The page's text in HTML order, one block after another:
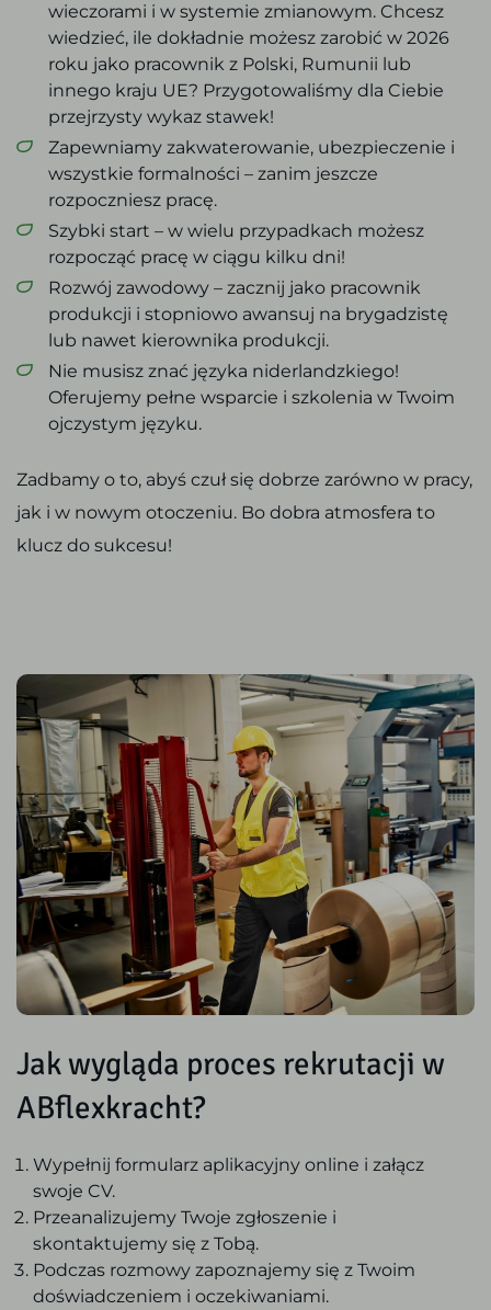
wieczorami i w systemie zmianowym. Chcesz
wiedzieć, ile dokładnie możesz zarobić w 2026
roku jako pracownik z Polski, Rumunii lub
innego kraju UE? Przygotowaliśmy dla Ciebie
przejrzysty wykaz stawek!
Zapewniamy zakwaterowanie, ubezpieczenie i
wszystkie formalności – zanim jeszcze
rozpoczniesz pracę.
Szybki start – w wielu przypadkach możesz
rozpocząć pracę w ciągu kilku dni!
Rozwój zawodowy – zacznij jako pracownik
produkcji i stopniowo awansuj na brygadzistę
lub nawet kierownika produkcji.
Nie musisz znać języka niderlandzkiego!
Oferujemy pełne wsparcie i szkolenia w Twoim
ojczystym języku.
Zadbamy o to, abyś czuł się dobrze zarówno w pracy,
jak i w nowym otoczeniu. Bo dobra atmosfera to
klucz do sukcesu!
Jak wygląda proces rekrutacji w
ABflexkracht?
Wypełnij formularz aplikacyjny online i załącz
swoje CV.
Przeanalizujemy Twoje zgłoszenie i
skontaktujemy się z Tobą.
Podczas rozmowy zapoznajemy się z Twoim
doświadczeniem i oczekiwaniami.